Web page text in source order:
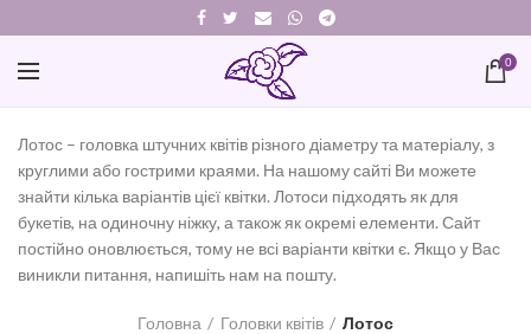
0
Лотос – головка штучних квітів різного діаметру та матеріалу, з
круглими або гострими краями. На нашому сайті Ви можете
знайти кілька варіантів цієї квітки. Лотоси підходять як для
букетів, на одиночну ніжку, а також як окремі елементи. Сайт
постійно оновлюється, тому не всі варіанти квітки є. Якщо у Вас
виникли питання, напишіть нам на пошту.
Головна Головки квітів Лотос